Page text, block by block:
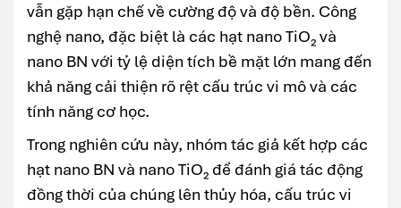
vẫn gặp hạn chế về cường độ và độ bền. Công
nghệ nano, đặc biệt là các hạt nano TiO₂ và
nano BN với tỷ lệ diện tích bề mặt lớn mang đến
khả năng cải thiện rõ rệt cấu trúc vi mô và các
tính năng cơ học.
Trong nghiên cứu này, nhóm tác giả kết hợp các
hạt nano BN và nano TiO₂ để đánh giá tác động
đồng thời của chúng lên thủy hóa, cấu trúc vi